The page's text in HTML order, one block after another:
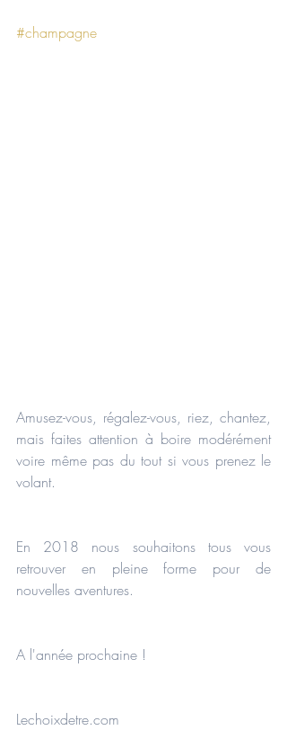
#champagne
Amusez-vous, régalez-vous, riez, chantez,
mais faites attention à boire modérément
voire même pas du tout si vous prenez le
volant.
En 2018 nous souhaitons tous vous
retrouver en pleine forme pour de
nouvelles aventures.
A l'année prochaine !
Lechoixdetre.com